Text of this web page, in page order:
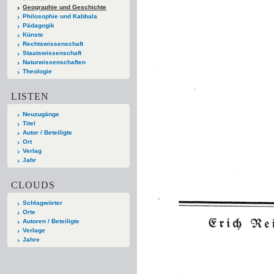
Geographie und Geschichte
Philosophie und Kabbala
Pädagogik
Künste
Rechtswissenschaft
Staatswissenschaft
Naturwissenschaften
Theologie
LISTEN
Neuzugänge
Titel
Autor / Beteiligte
Ort
Verlag
Jahr
CLOUDS
Schlagwörter
Orte
Autoren / Beteiligte
Verlage
Jahre